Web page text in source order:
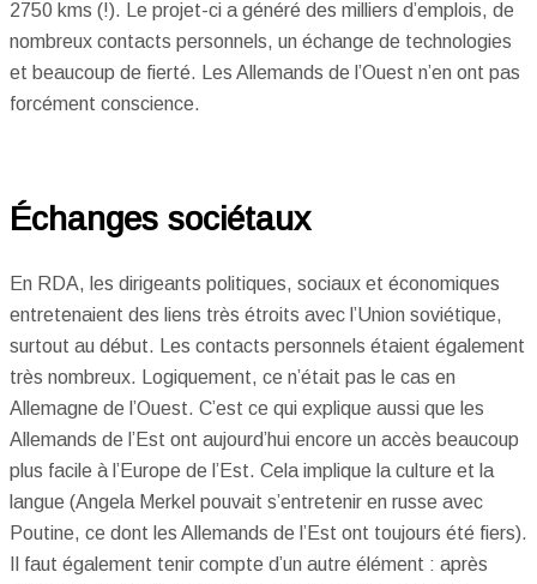
2750 kms (!). Le projet-ci a généré des milliers d’emplois, de
nombreux contacts personnels, un échange de technologies
et beaucoup de fierté. Les Allemands de l’Ouest n’en ont pas
forcément conscience.
Échanges sociétaux
En RDA, les dirigeants politiques, sociaux et économiques
entretenaient des liens très étroits avec l’Union soviétique,
surtout au début. Les contacts personnels étaient également
très nombreux. Logiquement, ce n’était pas le cas en
Allemagne de l’Ouest. C’est ce qui explique aussi que les
Allemands de l’Est ont aujourd’hui encore un accès beaucoup
plus facile à l’Europe de l’Est. Cela implique la culture et la
langue (Angela Merkel pouvait s’entretenir en russe avec
Poutine, ce dont les Allemands de l’Est ont toujours été fiers).
Il faut également tenir compte d’un autre élément : après